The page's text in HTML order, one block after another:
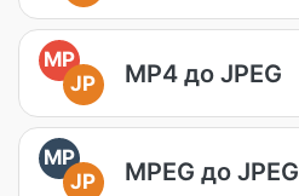
MP
JP
MP4 до JPEG
MP
JP
MPEG до JPEG